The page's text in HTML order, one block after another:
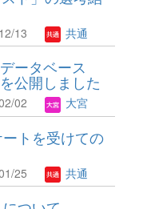
13 共通
ータベース
公開しました
02 大宮
トを受けての
25 共通